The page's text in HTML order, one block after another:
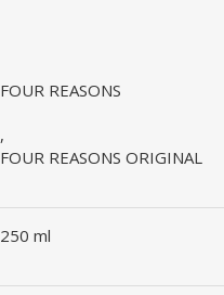
FOUR REASONS
,
FOUR REASONS ORIGINAL
250 ml